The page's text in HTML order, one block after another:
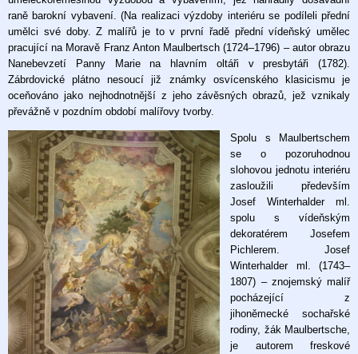
raně barokní vybavení. (Na realizaci výzdoby interiéru se podíleli přední
umělci své doby. Z malířů je to v první řadě přední vídeňský umělec
pracující na Moravě Franz Anton Maulbertsch (1724–1796) – autor obrazu
Nanebevzetí Panny Marie na hlavním oltáři v presbytáři (1782).
Zábrdovické plátno nesoucí již známky osvícenského klasicismu je
oceňováno jako nejhodnotnější z jeho závěsných obrazů, jež vznikaly
převážně v pozdním období malířovy tvorby.
Spolu s Maulbertschem
se o pozoruhodnou
slohovou jednotu interiéru
zasloužili především
Josef Winterhalder ml.
spolu s vídeňským
dekoratérem Josefem
Pichlerem. Josef
Winterhalder ml. (1743–
1807) – znojemský malíř
pocházející z
jihoněmecké sochařské
rodiny, žák Maulbertsche,
je autorem freskové